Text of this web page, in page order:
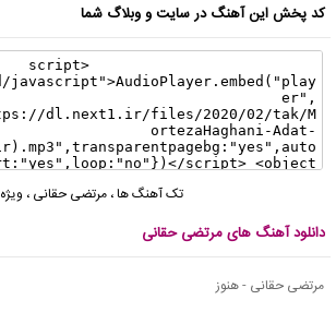
کد پخش این آهنگ در سایت و وبلاگ شما
تک آهنگ ها، مرتضی حقانی ، ویژه
دانلود آهنگ های مرتضی حقانی
مرتضی حقانی - هنوز